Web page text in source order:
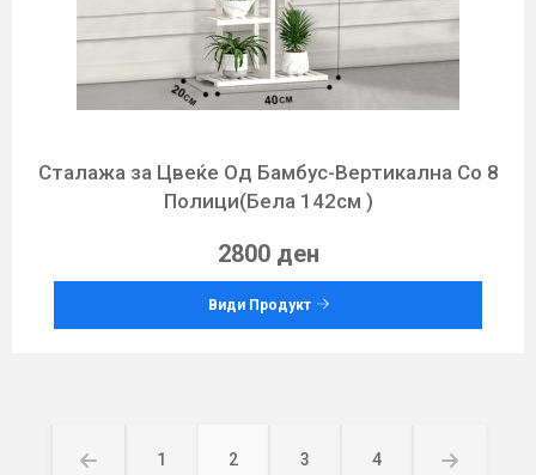
Сталажа за Цвеќе Од Бамбус-Вертикална Со 8
Полици(Бела 142см )
2800 ден
Види Продукт
1
2
3
4